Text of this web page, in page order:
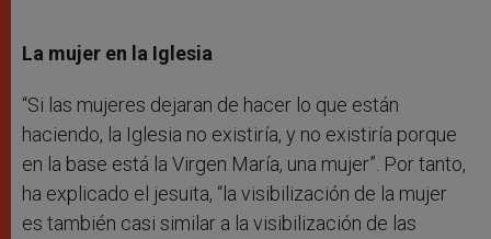
La mujer en la Iglesia
“Si las mujeres dejaran de hacer lo que están
haciendo, la Iglesia no existiría, y no existiría porque
en la base está la Virgen María, una mujer”. Por tanto,
ha explicado el jesuita, “la visibilización de la mujer
es también casi similar a la visibilización de las